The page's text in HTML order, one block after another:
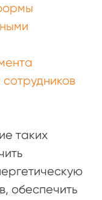
таких
обеспечить